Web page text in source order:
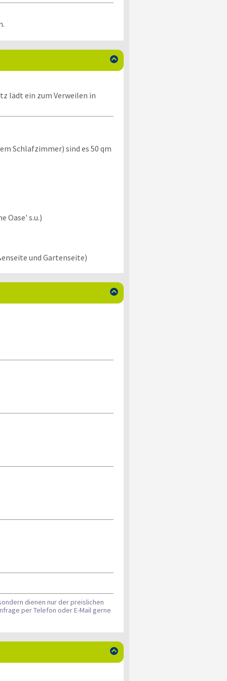

lädt ein zum Verweilen in
Schlafzimmer) sind es 50 qm
Oase' s.u.)
und Gartenseite)

dienen nur der preislichen
per Telefon oder E-Mail gerne
